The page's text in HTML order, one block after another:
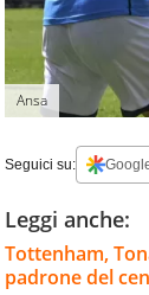
Ansa
Seguici su:
Leggi anche:
Tottenham,
padrone del